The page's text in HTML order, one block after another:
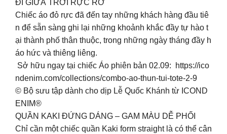
ĐI GIỮA TRỜI RỰC RỠ
Chiếc áo đỏ rực đã đến tay những khách hàng đầu tiê
n để sẵn sàng ghi lại những khoảnh khắc đầy tự hào t
ại thành phố thân thuộc, trong những ngày tháng đầy h
áo hức và thiêng liêng.
Sở hữu ngay tại chiếc Áo phiên bản 02.09: https://ico
ndenim.com/collections/combo-ao-thun-tui-tote-2-9
© Bộ sưu tập dành cho dịp Lễ Quốc Khánh từ ICOND
ENIM®
QUẦN KAKI ĐỨNG DÁNG – GAM MÀU DỄ PHỐI
Chỉ cần một chiếc quần Kaki form straight là có thể cân